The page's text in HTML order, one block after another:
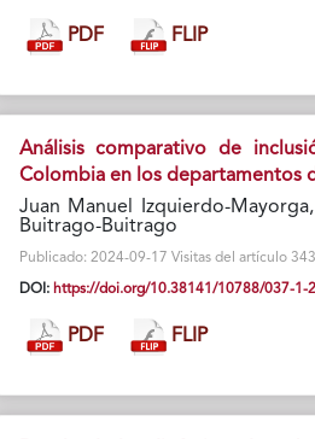
PDF FLIP
Análisis comparativo de
Colombia en los departamentos
Juan Manuel Izquierdo-
Buitrago-Buitrago
Publicado: 2024-09-17 Visitas del artículo 343
DOI: https://doi.org/10.38141/10788/037-1-2
PDF FLIP